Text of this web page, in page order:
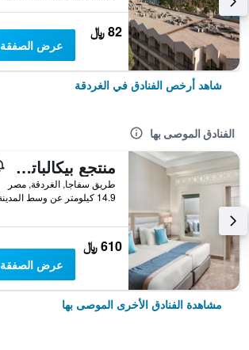
82 ﷼
عرض الصفقة
شاهد أرخص الفنادق في الغردقة
الفنادق الموصى بها
منتجع بيكالباتروس أكوا بلو، الغردقة
طريق سفاجا, الغردقة, مصر
14.9 كيلومتر عن وسط المدينة
610 ﷼
عرض الصفقة
مشاهدة الفنادق الأخرى الموصى بها